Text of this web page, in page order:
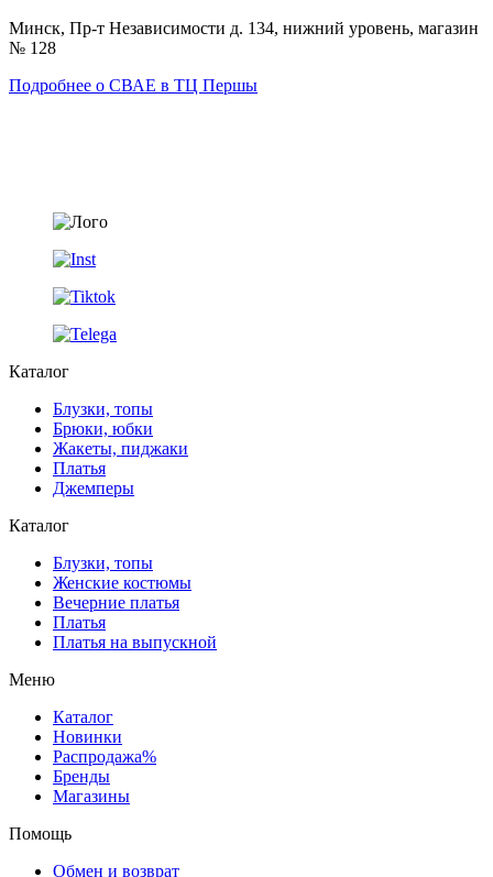
Минск, Пр-т Независимости д. 134, нижний уровень, магазин
№ 128
Подробнее о СВАЕ в ТЦ Першы
Каталог
Блузки, топы
Брюки, юбки
Жакеты, пиджаки
Платья
Джемперы
Каталог
Блузки, топы
Женские костюмы
Вечерние платья
Платья
Платья на выпускной
Меню
Каталог
Новинки
Распродажа%
Бренды
Магазины
Помощь
Обмен и возврат